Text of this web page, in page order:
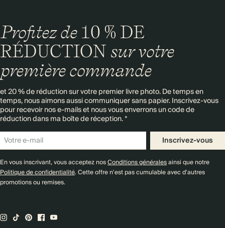
Profitez de 10 % DE
RÉDUCTION sur votre
première commande
et 20 % de réduction sur votre premier livre photo. De temps en
temps, nous aimons aussi communiquer sans papier. Inscrivez-vous
pour recevoir nos e-mails et nous vous enverrons un code de
réduction dans ma boîte de réception. *
Inscrivez-vous
En vous inscrivant, vous acceptez nosConditions généralesainsi que notre
Politique de confidentialité. Cette offre n'est pas cumulable avec d'autres
promotions ou remises.